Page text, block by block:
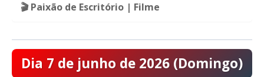
🎬 Paixão de Escritório | Filme
Dia 7 de junho de 2026 (Domingo)